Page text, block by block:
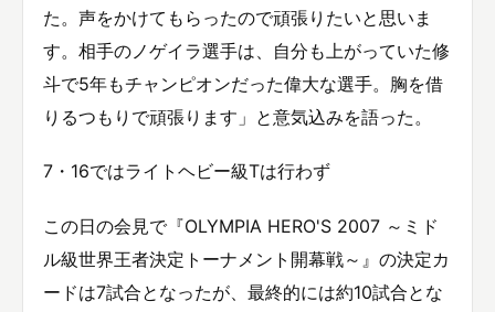
た。声をかけてもらったので頑張りたいと思いま
す。相手のノゲイラ選手は、自分も上がっていた修
斗で5年もチャンピオンだった偉大な選手。胸を借
りるつもりで頑張ります」と意気込みを語った。
7・16ではライトヘビー級Tは行わず
この日の会見で『OLYMPIA HERO'S 2007 ～ミド
ル級世界王者決定トーナメント開幕戦～』の決定カ
ードは7試合となったが、最終的には約10試合とな